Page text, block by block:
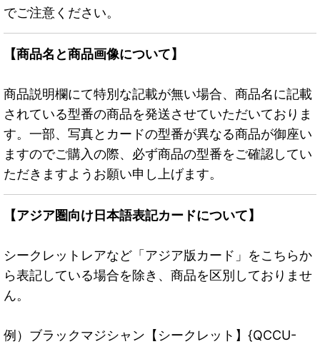
でご注意ください。
【商品名と商品画像について】
商品説明欄にて特別な記載が無い場合、商品名に記載
されている型番の商品を発送させていただいておりま
す。一部、写真とカードの型番が異なる商品が御座い
ますのでご購入の際、必ず商品の型番をご確認してい
ただきますようお願い申し上げます。
【アジア圏向け日本語表記カードについて】
シークレットレアなど「アジア版カード」をこちらか
ら表記している場合を除き、商品を区別しておりませ
ん。
例）ブラックマジシャン【シークレット】{QCCU-